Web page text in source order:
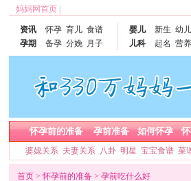
妈妈网首页
资讯 怀孕 育儿 食谱
孕期
备孕 分娩 月子
婴儿 新生 幼儿
儿科
起名 营养
怀孕前的准备 孕前准备 如何怀孕
婆媳关系 夫妻关系 八卦 明星 宝宝食谱 菜
首页 >怀孕前的准备 > 孕前吃什么好